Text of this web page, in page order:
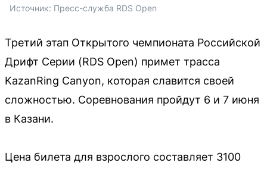
Источник: Пресс-служба RDS Open
Третий этап Открытого чемпионата Российской
Дрифт Серии (RDS Open) примет трасса
KazanRing Canyon, которая славится своей
сложностью. Соревнования пройдут 6 и 7 июня
в Казани.
Цена билета для взрослого составляет 3100